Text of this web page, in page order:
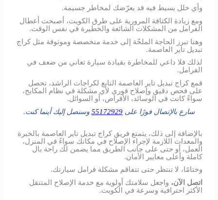
وأي خلل بسيط فيه قد يعرّضك لمخاطر جسيمة.
ومع زيادة الكثافة المرورية على طرق الكويت، أصبحت أعطال
الفرامل من المشكلات الشائعة والخطيرة في نفس الوقت.
وهنا تبرز الحاجة الملحّة إلى خدمة متخصصة وموثوقة مثل كراج
تبديل تاير العاصمة.
لذلك فلا داعي للمخاطرة بقيادة سيارة تعاني من ضعف في
الفرامل.
فمع كراج تبديل تاير العاصمة التابع لكراجات الراشد، تحصل
على فحص دقيق وإصلاح فوري لأي مشكلة في نظام المكابح،
سواءً كانت في الوسائد، الأقراص، أو السوائل.
سارع بالإتصال فورًا على 55172929 وسنصل إليك أينما كنت.
بالإضافة إلى ذلك، يتمتع فريق كراج تبديل تاير العاصمة بالخبرة
والمعدات اللازمة لإجراء الإصلاح في مكانك سواءً في المنزل،
العمل، أو حتى على جانب الطريق مما يضمن لك راحة بال
كاملة وأعلى معايير الأمان.
وختامًا، لا تنتظر حتى تتفاقم مشكلة فرامل سيارتك.
اتصل الآن، واجعل سلامتك أولوية مع خدمة الإصلاح المتنقل
الأكثر احترافية وسرعة في الكويت.